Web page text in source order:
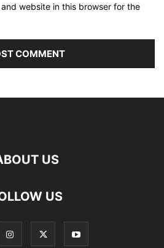
website in this browser for the
US
US